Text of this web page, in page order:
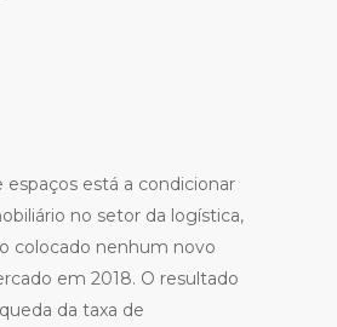
espaços está a condicionar
no setor da logística,
colocado nenhum novo
em 2018. O resultado
da taxa de